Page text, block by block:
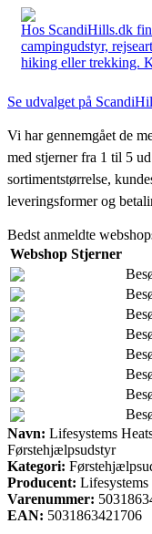
Hos ScandiHills.dk
campingudstyr,
hiking eller trekking.
Se udvalget på
Vi har gennemgået de
med stjerner fra 1 til 5
sortimentstørrelse,
leveringsformer og
Bedst anmeldte
Webshop Stjerner
Navn: Lifesystems
Førstehjælpsudstyr
Kategori:
Producent: Lifesystems
Varenummer:
EAN: 5031863421706